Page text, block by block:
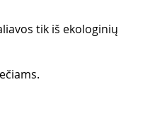
tik iš ekologinių